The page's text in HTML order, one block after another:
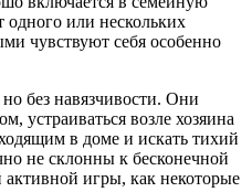
или нескольких
чувствуют себя особенно
без навязчивости. Они
устраиваться возле хозяина
в доме и искать тихий
не склонны к бесконечной
активной игры, как некоторые